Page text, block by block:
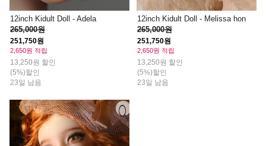
12inch Kidult Doll - Adela
265,000원
251,750원
2,650원 적립
13,250원 할인
(5%)할인
23일 남음
12inch Kidult Doll - Melissa hon
265,000원
251,750원
2,650원 적립
13,250원 할인
(5%)할인
23일 남음